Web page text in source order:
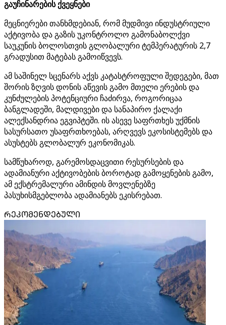
გაუჩინარების ქვეყნები
მეცნიერები თანხმდებიან, რომ მუდმივი ინდუსტრიული
აქტივობა და გაზის უკონტროლო გამონაბოლქვი
საუკუნის ბოლოსთვის გლობალური ტემპერატურის 2,7
გრადუსით მატებას გამოიწვევს.
ამ საშინელ სცენარს აქვს კატასტროფული შედეგები, მათ
შორის ზღვის დონის აწევის გამო მთელი ერების და
კუნძულების პოტენციური ჩაძირვა, როგორიცაა
ბანგლადეში, მალდივები და სანაპირო ქალაქი
ალექსანდრია ეგვიპტეში. ის ასევე საფრთხეს უქმნის
სასურსათო უსაფრთხოებას, არღვევს ეკოსისტემებს და
ასუსტებს გლობალურ ეკონომიკას.
სამწუხაროდ, გარემოსდაცვითი რესურსების და
ადამიანური აქტივობების ბოროტად გამოყენების გამო,
ამ ექსტრემალური ამინდის მოვლენებზე
პასუხისმგებლობა ადამიანებს ეკისრებათ.
ᲠᲔᲙᲝᲛᲔᲜᲓᲔᲑᲣᲚᲘ